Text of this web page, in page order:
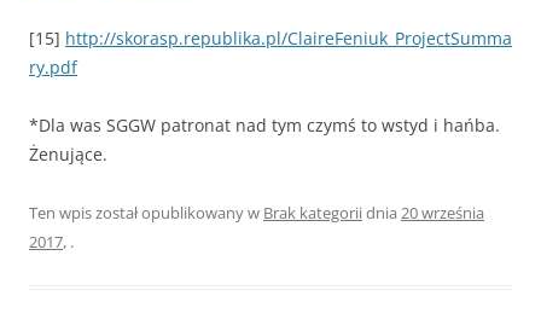
[15] http://skorasp.republika.pl/ClaireFeniuk_ProjectSumma
ry.pdf
*Dla was SGGW patronat nad tym czymś to wstyd i hańba.
Żenujące.
Ten wpis został opublikowany w Brak kategoriidnia 20 września
2017, .